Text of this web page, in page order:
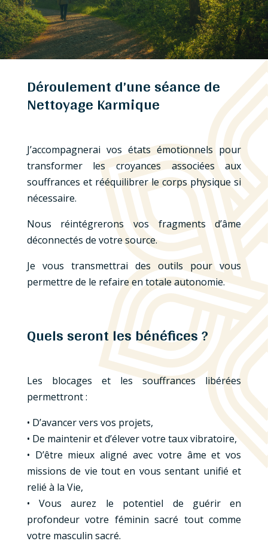
Déroulement d’une séance de
Nettoyage Karmique
J’accompagnerai vos états émotionnels pour
transformer les croyances associées aux
souffrances et rééquilibrer le corps physique si
nécessaire.
Nous réintégrerons vos fragments d’âme
déconnectés de votre source.
Je vous transmettrai des outils pour vous
permettre de le refaire en totale autonomie.
Quels seront les bénéfices ?
Les blocages et les souffrances libérées
permettront :
• D’avancer vers vos projets,
• De maintenir et d’élever votre taux vibratoire,
• D’être mieux aligné avec votre âme et vos
missions de vie tout en vous sentant unifié et
relié à la Vie,
• Vous aurez le potentiel de guérir en
profondeur votre féminin sacré tout comme
votre masculin sacré.